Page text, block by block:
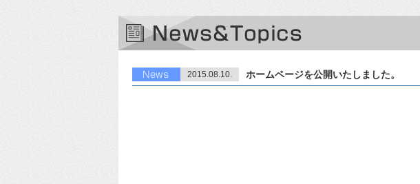
2015.08.10. ホームページを公開いたしました。